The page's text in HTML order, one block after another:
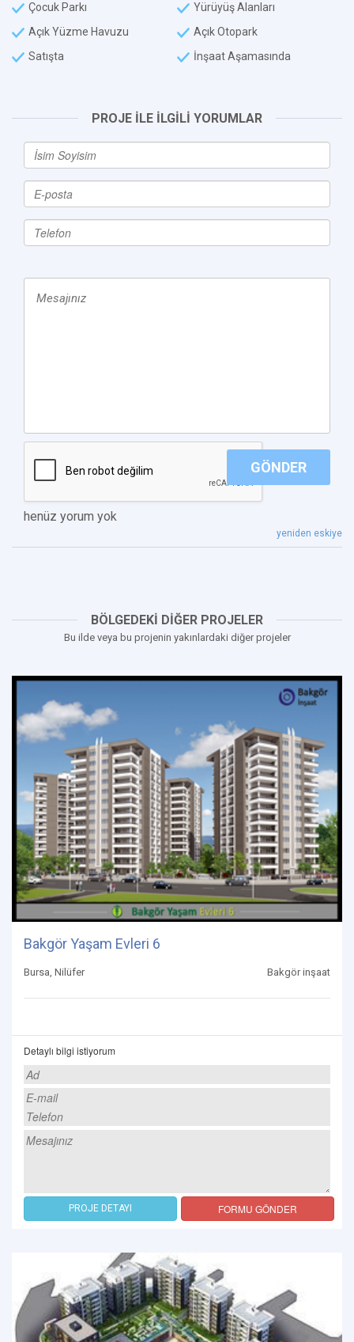
Çocuk Parkı
Yürüyüş Alanları
Açık Yüzme Havuzu
Açık Otopark
Satışta
İnşaat Aşamasında
PROJE İLE İLGİLİ YORUMLAR
GÖNDER
henüz yorum yok
yeniden eskiye
BÖLGEDEKİ DİĞER PROJELER
Bu ilde veya bu projenin yakınlardaki diğer projeler
Bakgör Yaşam Evleri 6
Bursa, Nilüfer Bakgör inşaat
Detaylı bilgi istiyorum
PROJE DETAYI FORMU GÖNDER